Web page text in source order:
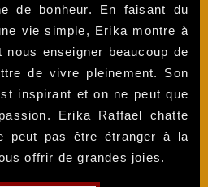
de bonheur. En faisant du
vie simple, Erika montre à
enseigner beaucoup de
de vivre pleinement. Son
inspirant et on ne peut que
Erika Raffael chatte
peut pas être étranger à la
offrir de grandes joies.